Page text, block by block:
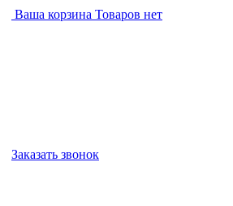
Ваша корзина Товаров нет
Заказать звонок